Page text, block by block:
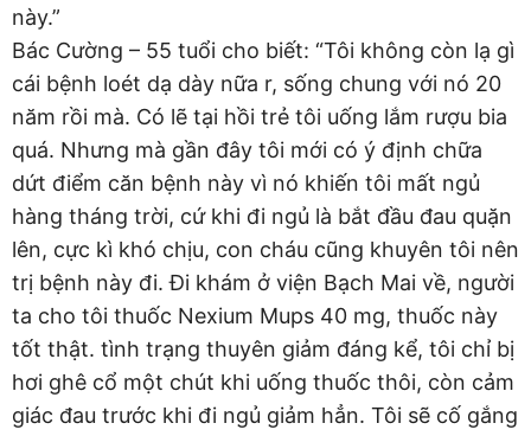
này.”
Bác Cường – 55 tuổi cho biết: “Tôi không còn lạ gì
cái bệnh loét dạ dày nữa r, sống chung với nó 20
năm rồi mà. Có lẽ tại hồi trẻ tôi uống lắm rượu bia
quá. Nhưng mà gần đây tôi mới có ý định chữa
dứt điểm căn bệnh này vì nó khiến tôi mất ngủ
hàng tháng trời, cứ khi đi ngủ là bắt đầu đau quặn
lên, cực kì khó chịu, con cháu cũng khuyên tôi nên
trị bệnh này đi. Đi khám ở viện Bạch Mai về, người
ta cho tôi thuốc Nexium Mups 40 mg, thuốc này
tốt thật. tình trạng thuyên giảm đáng kể, tôi chỉ bị
hơi ghê cổ một chút khi uống thuốc thôi, còn cảm
giác đau trước khi đi ngủ giảm hẳn. Tôi sẽ cố gắng